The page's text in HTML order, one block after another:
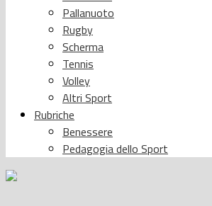
Pallanuoto
Rugby
Scherma
Tennis
Volley
Altri Sport
Rubriche
Benessere
Pedagogia dello Sport